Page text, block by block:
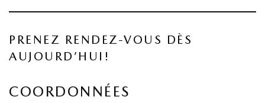
PRENEZ RENDEZ-VOUS DÈS
AUJOURD’HUI!
COORDONNÉES